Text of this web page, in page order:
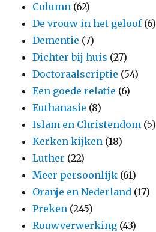
Column (62)
De vrouw in het geloof(6)
Dementie (7)
Dichter bij huis (27)
Doctoraalscriptie (54)
Een goede relatie (6)
Euthanasie (8)
Islam en Christendom (5)
Kerken kijken (18)
Luther (22)
Meer persoonlijk (61)
Oranje en Nederland (17)
Preken (245)
Rouwverwerking (43)